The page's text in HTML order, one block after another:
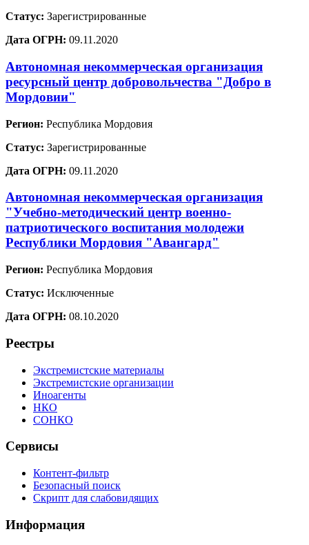
Статус: Зарегистрированные
Дата ОГРН: 09.11.2020
Автономная некоммерческая организация
ресурсный центр добровольчества "Добро в
Мордовии"
Регион: Республика Мордовия
Статус: Зарегистрированные
Дата ОГРН: 09.11.2020
Автономная некоммерческая организация
"Учебно-методический центр военно-
патриотического воспитания молодежи
Республики Мордовия "Авангард"
Регион: Республика Мордовия
Статус: Исключенные
Дата ОГРН: 08.10.2020
Реестры
Экстремистские материалы
Экстремистские организации
Иноагенты
НКО
СОНКО
Сервисы
Контент-фильтр
Безопасный поиск
Скрипт для слабовидящих
Информация